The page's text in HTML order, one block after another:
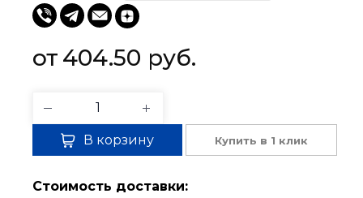
404.50 руб.
В корзину Купить в 1 клик
Стоимость доставки: